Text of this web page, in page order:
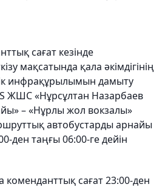
сағат кезінде
мақсатында қала әкімдігінің
инфрақұрылымын дамыту
ЖШС «Нұрсұлтан Назарбаев
– «Нұрлы жол вокзалы»
автобустарды арнайы
ден таңғы 06:00-ге дейін
коменданттық сағат 23:00-ден